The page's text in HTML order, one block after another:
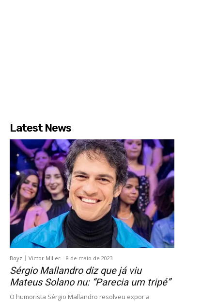
Latest News
Boyz Victor Miller - 8 de maio de 2023
Sérgio Mallandro diz que já viu
Mateus Solano nu: “Parecia um tripé”
O humorista Sérgio Mallandro resolveu expor a